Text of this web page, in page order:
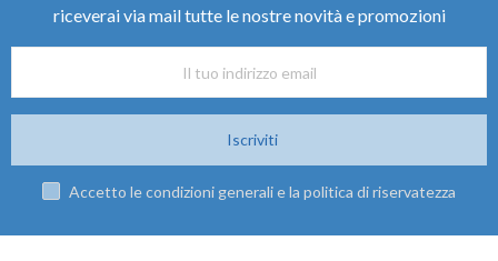
riceverai via mail tutte le nostre novità e promozioni
Iscriviti
Accetto le condizioni generali e la politica di riservatezza